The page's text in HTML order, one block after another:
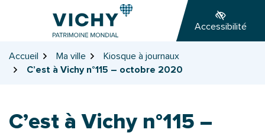
page
Accessibilité
Accueil Ma ville
Kiosque à journaux
C’est à Vichy n°115 – octobre 2020
C’est à Vichy n°115 –